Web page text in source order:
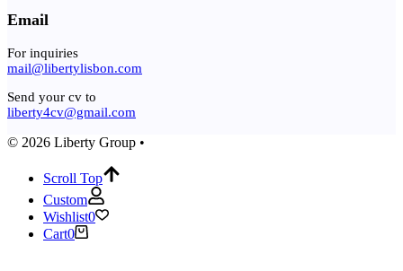
Email
For inquiries
mail@libertylisbon.com
Send your cv to
liberty4cv@gmail.com
© 2026 Liberty Group •
Scroll Top
Custom
Wishlist0
Cart0